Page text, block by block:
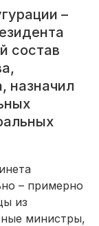
–
состав
назначил
– примерно
из
министры,